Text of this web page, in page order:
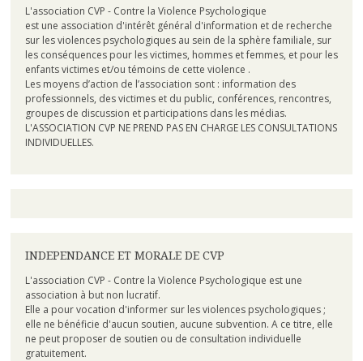
L'association CVP - Contre la Violence Psychologique
est une association d'intérêt général d'information et de recherche
sur les violences psychologiques au sein de la sphère familiale, sur
les conséquences pour les victimes, hommes et femmes, et pour les
enfants victimes et/ou témoins de cette violence .
Les moyens d’action de l’association sont : information des
professionnels, des victimes et du public, conférences, rencontres,
groupes de discussion et participations dans les médias.
L'ASSOCIATION CVP NE PREND PAS EN CHARGE LES CONSULTATIONS
INDIVIDUELLES.
INDEPENDANCE ET MORALE DE CVP
L'association CVP - Contre la Violence Psychologique est une
association à but non lucratif.
Elle a pour vocation d'informer sur les violences psychologiques ;
elle ne bénéficie d'aucun soutien, aucune subvention. A ce titre, elle
ne peut proposer de soutien ou de consultation individuelle
gratuitement.